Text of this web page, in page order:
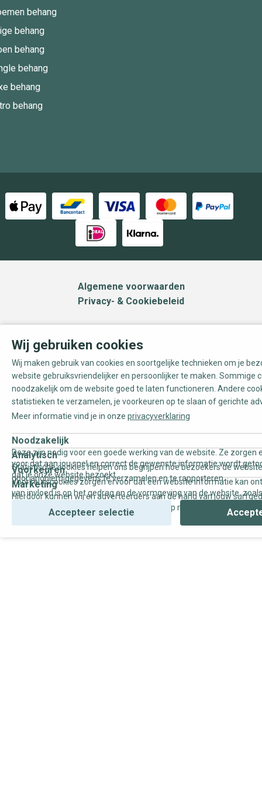
behang
behang
behang
behang
behang
behang
Algemene voorwaarden
Privacy- & Cookiebeleid
Wij gebruiken cookies
Wij maken gebruik van cookies en soortgelijke technieken om je
website gebruiksvriendelijker en persoonlijker te maken. Sommige
noodzakelijk om de website goed te laten functioneren. Andere
statistieken te verzamelen, je voorkeuren op te slaan of gerichte
Meer informatie vind je in onze privacyverklaring
Noodzakelijk
Deze zijn nodig voor een goede werking van de website. Ze zorgen
voor dat aan jou snel en correct de gewenste informatie wordt
dat je onze website bezoekt.
Analytisch
Statistische cookies helpen ons begrijpen hoe bezoekers de
door anoniem gegevens te verzamelen en te rapporteren.
Voorkeuren
Voorkeurscookies zorgen ervoor dat een website informatie kan
van invloed is op het gedrag en de vormgeving van de website,
Marketing
Hierdoor kunnen wij en adverteerders aan de hand van jouw
gepersonaliseerde online advertenties en op maat gemaakte
Accepteer selectie